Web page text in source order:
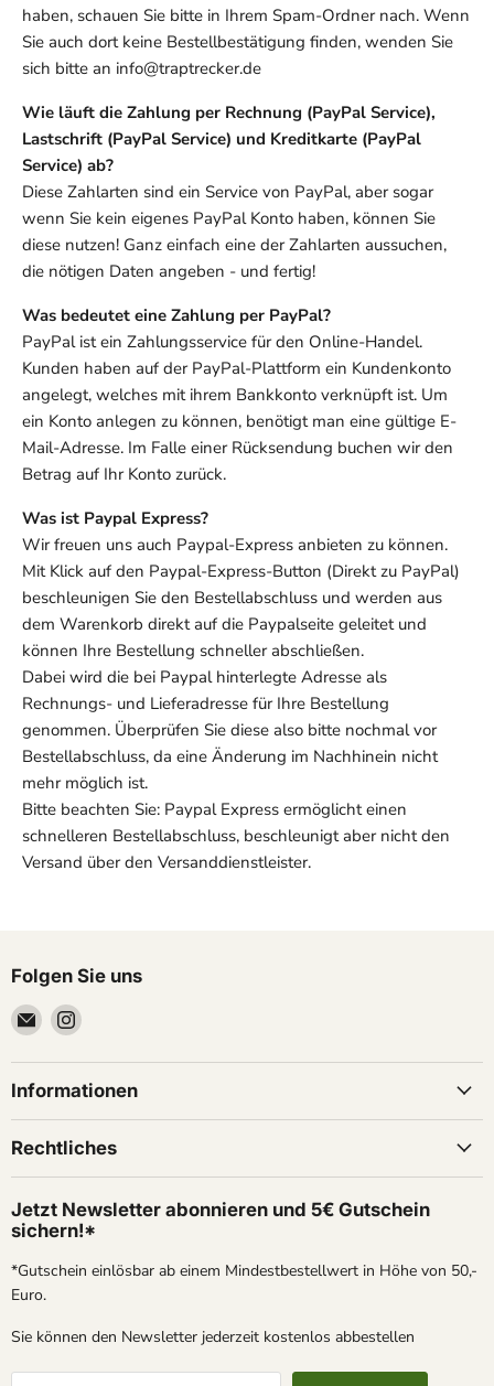
haben, schauen Sie bitte in Ihrem Spam-Ordner nach. Wenn
Sie auch dort keine Bestellbestätigung finden, wenden Sie
sich bitte an info@traptrecker.de
Wie läuft die Zahlung per Rechnung (PayPal Service),
Lastschrift (PayPal Service) und Kreditkarte (PayPal
Service) ab?
Diese Zahlarten sind ein Service von PayPal, aber sogar
wenn Sie kein eigenes PayPal Konto haben, können Sie
diese nutzen! Ganz einfach eine der Zahlarten aussuchen,
die nötigen Daten angeben - und fertig!
Was bedeutet eine Zahlung per PayPal?
PayPal ist ein Zahlungsservice für den Online-Handel.
Kunden haben auf der PayPal-Plattform ein Kundenkonto
angelegt, welches mit ihrem Bankkonto verknüpft ist. Um
ein Konto anlegen zu können, benötigt man eine gültige E-
Mail-Adresse. Im Falle einer Rücksendung buchen wir den
Betrag auf Ihr Konto zurück.
Was ist Paypal Express?
Wir freuen uns auch Paypal-Express anbieten zu können.
Mit Klick auf den Paypal-Express-Button (Direkt zu PayPal)
beschleunigen Sie den Bestellabschluss und werden aus
dem Warenkorb direkt auf die Paypalseite geleitet und
können Ihre Bestellung schneller abschließen.
Dabei wird die bei Paypal hinterlegte Adresse als
Rechnungs- und Lieferadresse für Ihre Bestellung
genommen. Überprüfen Sie diese also bitte nochmal vor
Bestellabschluss, da eine Änderung im Nachhinein nicht
mehr möglich ist.
Bitte beachten Sie: Paypal Express ermöglicht einen
schnelleren Bestellabschluss, beschleunigt aber nicht den
Versand über den Versanddienstleister.
Folgen Sie uns
Email
Traptrecker
Finden
uns
auf
Informationen
Rechtliches
Jetzt Newsletter abonnieren und 5€ Gutschein
sichern!*
*Gutschein einlösbar ab einem Mindestbestellwert in Höhe von 50,-
Euro.
Sie können den Newsletter jederzeit kostenlos abbestellen